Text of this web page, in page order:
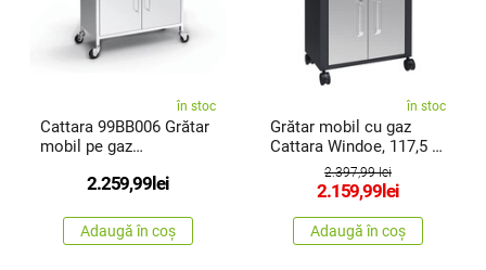
în stoc
Cattara 99BB006 Grătar
mobil pe gaz
2.259,99 lei
Adaugă în coș
în stoc
Grătar mobil cu gaz
Cattara Windoe, 117,5 x
49x 116 cm2.397,99 lei
2.159,99 lei
Adaugă în coș